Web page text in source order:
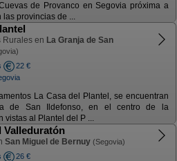
de Provanco en Segovia próxima a
las provincias de ...
Rurales en La Granja de San
22 €
La Casa del Plantel, se encuentran
de San Ildefonso, en el centro de la
vistas al Plantel del P ...
Valleduratón
San Miguel de Bernuy (Segovia)
26 €